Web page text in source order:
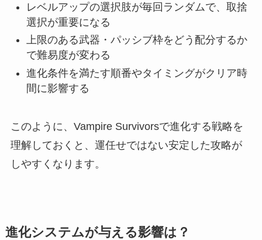
レベルアップの選択肢が毎回ランダムで、取捨
選択が重要になる
上限のある武器・パッシブ枠をどう配分するか
で難易度が変わる
進化条件を満たす順番やタイミングがクリア時
間に影響する
このように、Vampire Survivorsで進化する戦略を
理解しておくと、運任せではない安定した攻略が
しやすくなります。
進化システムが与える影響は？